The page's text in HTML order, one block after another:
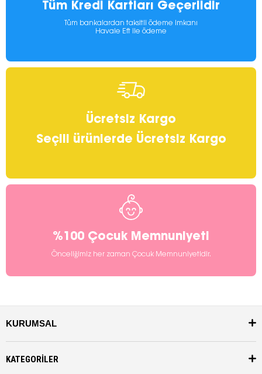
Tüm Kredi Kartları Geçerlidir
Tüm bankalardan taksitli ödeme imkanı
Havale Eft ile ödeme
Ücretsiz Kargo
Seçili ürünlerde Ücretsiz Kargo
%100 Çocuk Memnuniyeti
Önceliğimiz her zaman Çocuk Memnuniyetidir.
KURUMSAL
KATEGORİLER